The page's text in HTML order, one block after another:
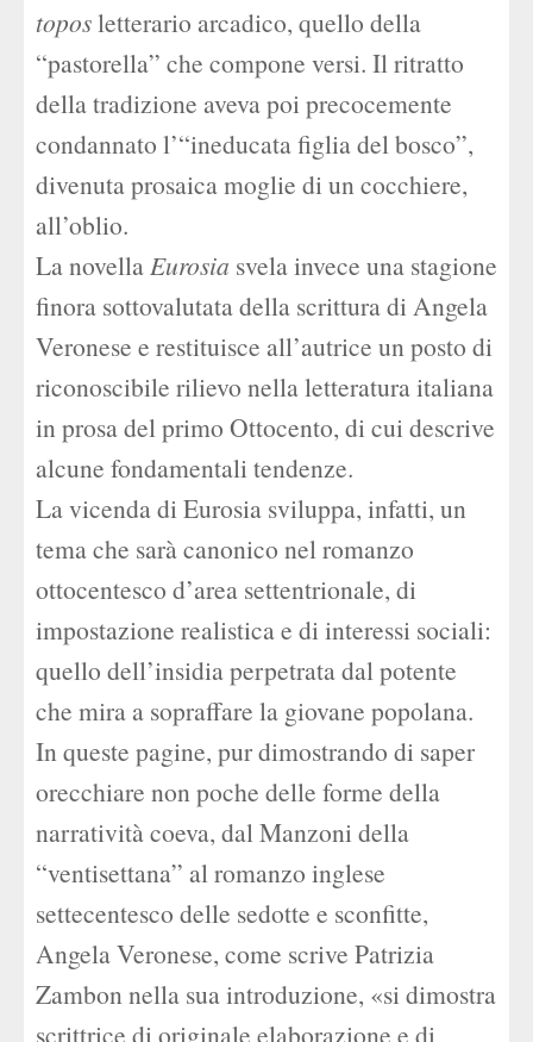
toposletterario arcadico, quello della
“pastorella” che compone versi. Il ritratto
della tradizione aveva poi precocemente
condannato l’“ineducata figlia del bosco”,
divenuta prosaica moglie di un cocchiere,
all’oblio.
La novellaEurosia svela invece una stagione
finora sottovalutata della scrittura di Angela
Veronese e restituisce all’autrice un posto di
riconoscibile rilievo nella letteratura italiana
in prosa del primo Ottocento, di cui descrive
alcune fondamentali tendenze.
La vicenda di Eurosia sviluppa, infatti, un
tema che sarà canonico nel romanzo
ottocentesco d’area settentrionale, di
impostazione realistica e di interessi sociali:
quello dell’insidia perpetrata dal potente
che mira a sopraffare la giovane popolana.
In queste pagine, pur dimostrando di saper
orecchiare non poche delle forme della
narratività coeva, dal Manzoni della
“ventisettana” al romanzo inglese
settecentesco delle sedotte e sconfitte,
Angela Veronese, come scrive Patrizia
Zambon nella sua introduzione, «si dimostra
scrittrice di originale elaborazione e di